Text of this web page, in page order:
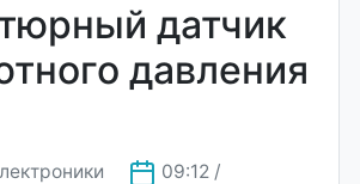
датчик
давления
09:12 /